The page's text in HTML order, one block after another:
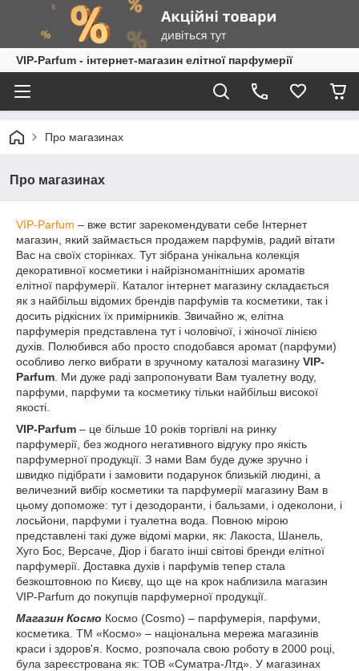
VIP-Parfum - інтернет-магазин елітної парфумерії
Про магазинах
Про магазинах
VIP-Parfum – вже встиг зарекомендувати себе Інтернет
магазин, який займається продажем парфумів, радий вітати
Вас на своїх сторінках. Тут зібрана унікальна колекція
декоративної косметики і найрізноманітніших ароматів
елітної парфумерії. Каталог інтернет магазину складається
як з найбільш відомих брендів парфумів та косметики, так і
досить рідкісних їх примірників. Звичайно ж, елітна
парфумерія представлена тут і чоловічої, і жіночої лінією
духів. Полюбився або просто сподобався аромат (парфуми)
особливо легко вибрати в зручному каталозі магазину VIP-
Parfum . Ми дуже раді запропонувати Вам туалетну воду,
парфуми, парфуми та косметику тільки найбільш високої
якості.
VIP-Parfum – це більше 10 років торгівлі на ринку
парфумерії, без жодного негативного відгуку про якість
парфумерної продукції. З нами Вам буде дуже зручно і
швидко підібрати і замовити подарунок близькій людині, а
величезний вибір косметики та парфумерії магазину Вам в
цьому допоможе: тут і дезодоранти, і бальзами, і одеколони, і
лосьйони, парфуми і туалетна вода. Повною мірою
представлені такі дуже відомі марки, як: Лакоста, Шанель,
Хуго Бос, Версаче, Діор і багато інші світові бренди елітної
парфумерії. Доставка духів і парфумів тепер стала
безкоштовною по Києву, що ще на крок наблизила магазин
VIP-Parfum до покупців парфумерної продукції.
Магазин Космо Космо (Cosmo) – парфумерія, парфуми,
косметика. ТМ «Космо» – національна мережа магазинів
краси і здоров'я. Космо, розпочала свою роботу в 2000 році,
була зареєстрована як: ТОВ «Суматра-Лтд». У магазинах